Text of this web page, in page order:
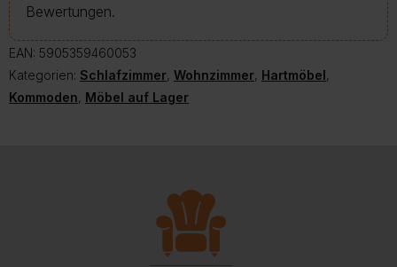
Bewertungen.
EAN: 5905359460053
Kategorien: Schlafzimmer, Wohnzimmer, Hartmöbel,
Kommoden, Möbel auf Lager